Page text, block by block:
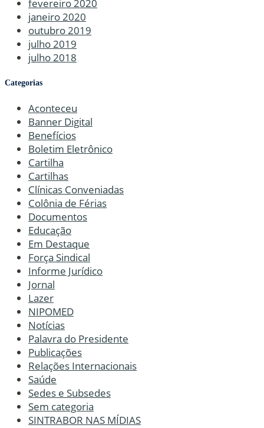
fevereiro 2020
janeiro 2020
outubro 2019
julho 2019
julho 2018
Categorias
Aconteceu
Banner Digital
Benefícios
Boletim Eletrônico
Cartilha
Cartilhas
Clínicas Conveniadas
Colônia de Férias
Documentos
Educação
Em Destaque
Força Sindical
Informe Jurídico
Jornal
Lazer
NIPOMED
Notícias
Palavra do Presidente
Publicações
Relações Internacionais
Saúde
Sedes e Subsedes
Sem categoria
SINTRABOR NAS MÍDIAS